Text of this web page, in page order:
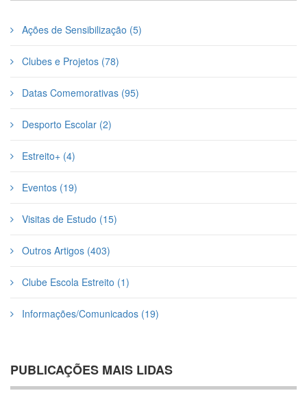
Ações de Sensibilização (5)
Clubes e Projetos (78)
Datas Comemorativas (95)
Desporto Escolar (2)
Estreito+ (4)
Eventos (19)
Visitas de Estudo (15)
Outros Artigos (403)
Clube Escola Estreito (1)
Informações/Comunicados (19)
PUBLICAÇÕES MAIS LIDAS